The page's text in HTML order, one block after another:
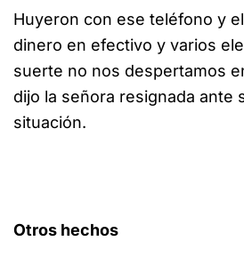
Huyeron con ese teléfono y
dinero en efectivo y varios
suerte no nos despertamos
dijo la señora resignada ante
situación.
Otros hechos